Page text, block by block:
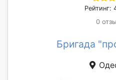
Рейтинг:
0
Бригада